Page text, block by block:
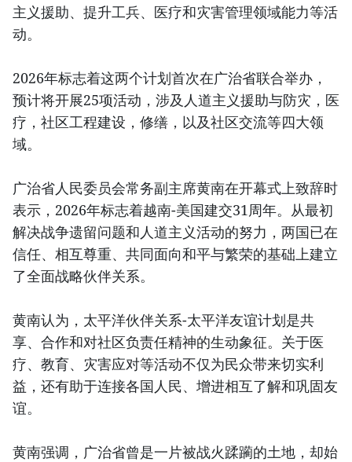
主义援助、提升工兵、医疗和灾害管理领域能力等活
动。
2026年标志着这两个计划首次在广治省联合举办，
预计将开展25项活动，涉及人道主义援助与防灾，医
疗，社区工程建设，修缮，以及社区交流等四大领
域。
广治省人民委员会常务副主席黄南在开幕式上致辞时
表示，2026年标志着越南-美国建交31周年。从最初
解决战争遗留问题和人道主义活动的努力，两国已在
信任、相互尊重、共同面向和平与繁荣的基础上建立
了全面战略伙伴关系。
黄南认为，太平洋伙伴关系-太平洋友谊计划是共
享、合作和对社区负责任精神的生动象征。关于医
疗、教育、灾害应对等活动不仅为民众带来切实利
益，还有助于连接各国人民、增进相互了解和巩固友
谊。
黄南强调，广治省曾是一片被战火蹂躏的土地，却始